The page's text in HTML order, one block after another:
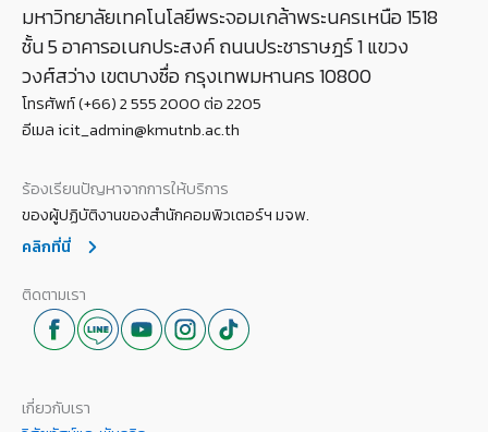
มหาวิทยาลัยเทคโนโลยีพระจอมเกล้าพระนครเหนือ 1518
ชั้น 5 อาคารอเนกประสงค์ ถนนประชาราษฎร์ 1 แขวง
วงศ์สว่าง เขตบางซื่อ กรุงเทพมหานคร 10800
โทรศัพท์ (+66) 2 555 2000 ต่อ 2205
อีเมล icit_admin@kmutnb.ac.th
ร้องเรียนปัญหาจากการให้บริการ
ของผู้ปฏิบัติงานของสำนักคอมพิวเตอร์ฯ มจพ.
คลิกที่นี่
ติดตามเรา
เกี่ยวกับเรา